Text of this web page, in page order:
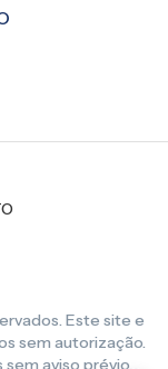
Este site e
sem autorização.
aviso prévio.